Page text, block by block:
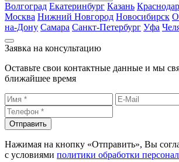
Волгоград Екатеринбург Казань Краснодар
Москва Нижний Новгород Новосибирск
на-Дону Самара Санкт-Петербург Уфа
Заявка на консультацию
Оставьте свои контактные данные и мы
ближайшее время
Отправить
Нажимая на кнопку «Отправить», Вы
с условиями политики обработки